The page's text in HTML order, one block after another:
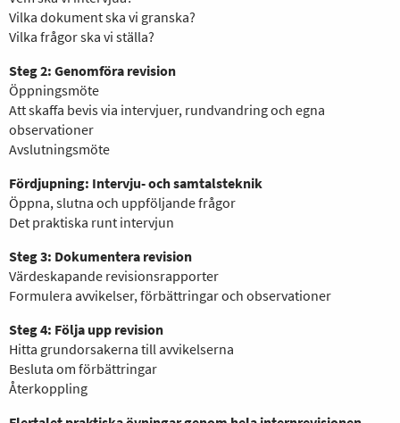
Vilka dokument ska vi granska?
Vilka frågor ska vi ställa?
Steg 2: Genomföra revision
Öppningsmöte
Att skaffa bevis via intervjuer, rundvandring och egna
observationer
Avslutningsmöte
Fördjupning: Intervju- och samtalsteknik
Öppna, slutna och uppföljande frågor
Det praktiska runt intervjun
Steg 3: Dokumentera revision
Värdeskapande revisionsrapporter
Formulera avvikelser, förbättringar och observationer
Steg 4: Följa upp revision
Hitta grundorsakerna till avvikelserna
Besluta om förbättringar
Återkoppling